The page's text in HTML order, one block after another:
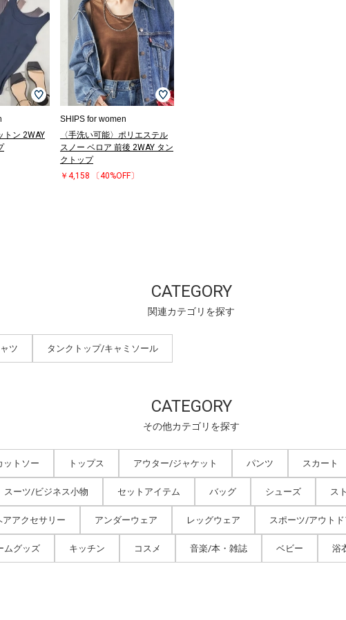
トン 2WAY
SHIPS for women
〈手洗い可能〉ポリエステル
スノー ベロア 前後 2WAY タン
クトップ
￥4,158
〔40%OFF〕
CATEGORY
関連カテゴリを探す
ツ タンクトップ/キャミソール
CATEGORY
その他カテゴリを探す
ットソー トップス アウター/ジャケット パンツ スカート
スーツ/ビジネス小物 セットアイテム バッグ シューズ ス
アアクセサリー アンダーウェア レッグウェア スポーツ/アウト
ムグッズ キッチン コスメ 音楽/本・雑誌 ベビー 浴